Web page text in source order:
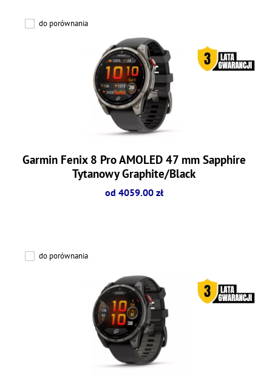
do porównania
Garmin Fenix 8 Pro AMOLED 47 mm Sapphire
Tytanowy Graphite/Black
od 4059.00 zł
do porównania